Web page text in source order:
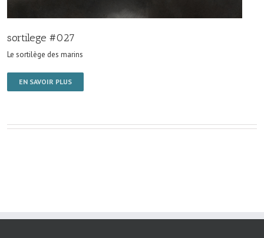
sortilege #027
Le sortilège des marins
EN SAVOIR PLUS